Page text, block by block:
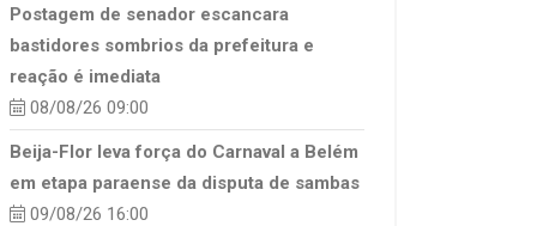
Postagem de senador escancara
bastidores sombrios da prefeitura e
reação é imediata
08/08/26 09:00
Beija-Flor leva força do Carnaval a Belém
em etapa paraense da disputa de sambas
09/08/26 16:00